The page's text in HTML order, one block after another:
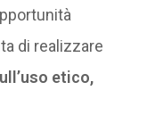
di realizzare
etico,